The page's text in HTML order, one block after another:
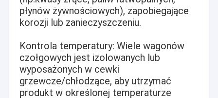
płynów żywnościowych), zapobiegające
korozji lub zanieczyszczeniu.
Kontrola temperatury: Wiele wagonów
czołgowych jest izolowanych lub
wyposażonych w cewki
grzewcze/chłodzące, aby utrzymać
produkt w określonej temperaturze